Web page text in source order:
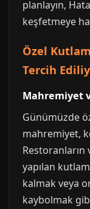
planlayın,
keşfetmeye
Özel
Tercih
Mahremiyet
Günümüzde
mahremiyet,
Restoranların
yapılan
kalmak veya
kaybolmak